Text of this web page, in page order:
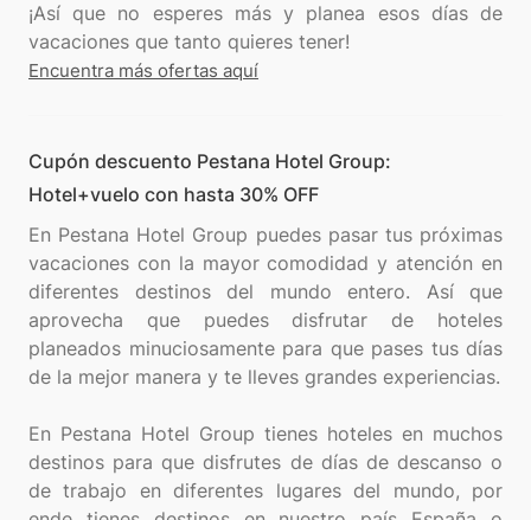
¡Así que no esperes más y planea esos días de
Encuentra más ofertas aquí
Cupón descuento Pestana Hotel Group:
Hotel+vuelo con hasta 30% OFF
En Pestana Hotel Group puedes pasar tus próximas
vacaciones con la mayor comodidad y atención en
diferentes destinos del mundo entero. Así que
aprovecha que puedes disfrutar de hoteles
planeados minuciosamente para que pases tus días
de la mejor manera y te lleves grandes experiencias.
En Pestana Hotel Group tienes hoteles en muchos
destinos para que disfrutes de días de descanso o
de trabajo en diferentes lugares del mundo, por